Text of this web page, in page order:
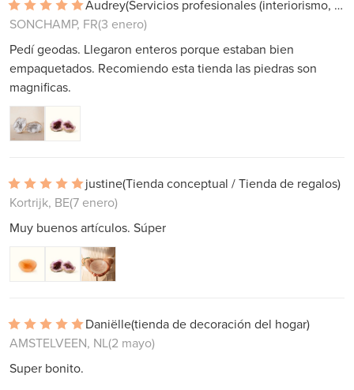
Audrey
(Servicios profesionales (interiorismo, proyectos))
SONCHAMP, FR(3 enero)
Pedí geodas. Llegaron enteros porque estaban bien
empaquetados. Recomiendo esta tienda las piedras son
magnificas.
justine(Tienda conceptual / Tienda de regalos)
Kortrijk, BE(7 enero)
Muy buenos artículos. Súper
Daniëlle(tienda de decoración del hogar)
AMSTELVEEN, NL(2 mayo)
Super bonito.